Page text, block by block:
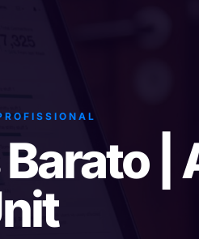
|